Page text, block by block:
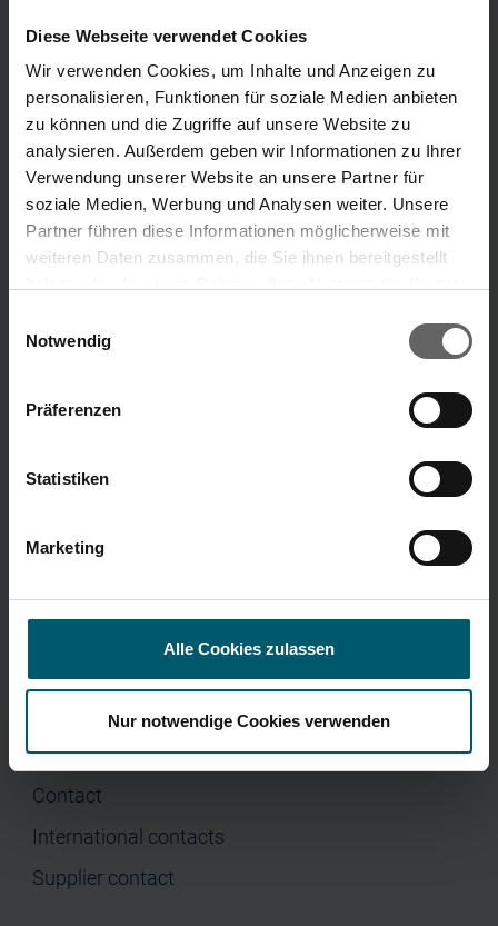
Diese Webseite verwendet Cookies
Wir verwenden Cookies, um Inhalte und Anzeigen zu
personalisieren, Funktionen für soziale Medien anbieten
zu können und die Zugriffe auf unsere Website zu
analysieren. Außerdem geben wir Informationen zu Ihrer
Verwendung unserer Website an unsere Partner für
soziale Medien, Werbung und Analysen weiter. Unsere
Partner führen diese Informationen möglicherweise mit
weiteren Daten zusammen, die Sie ihnen bereitgestellt
Cookies, wenn Sie unsere Webseite weiterhin nutzen.
Notwendig
Präferenzen
Statistiken
Marketing
Alle Cookies zulassen
Nur notwendige Cookies verwenden
H1 2026
Divisions
Our Brands
“Our ideas that make your life easier.”
Leifheit brand Soehnle brand
Company
Press
Contact
Contact
International contacts
Supplier contact
Search suggestions